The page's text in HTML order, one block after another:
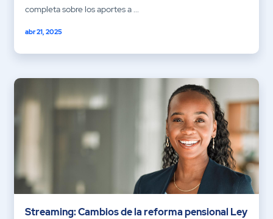
completa sobre los aportes a ...
abr 21, 2025
Streaming: Cambios de la reforma pensional Ley